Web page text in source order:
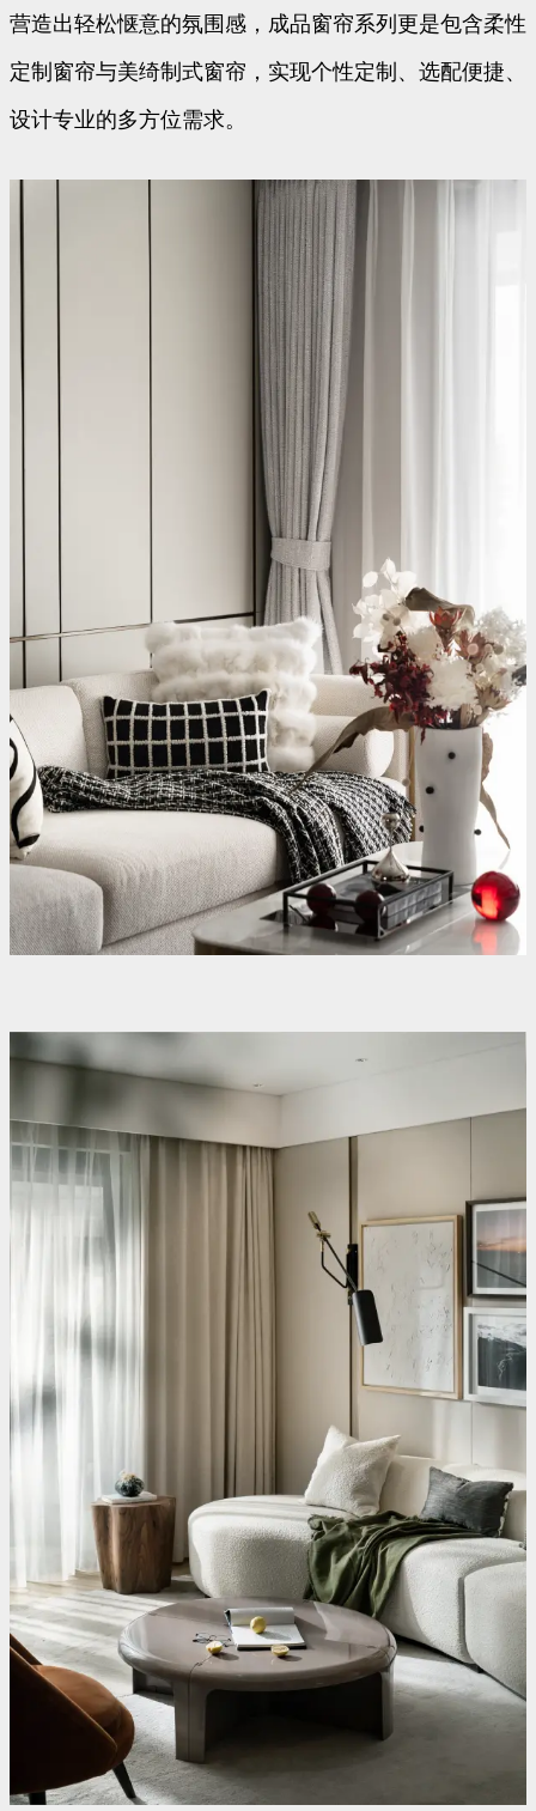
营造出轻松惬意的氛围感，成品窗帘系列更是包含柔性
定制窗帘与美绮制式窗帘，实现个性定制、选配便捷、
设计专业的多方位需求。